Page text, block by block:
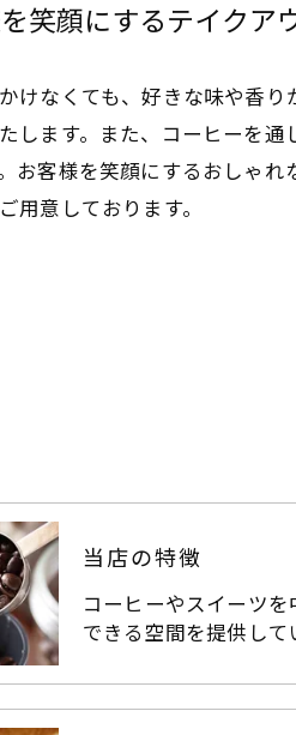
笑顔にするテイクア
けなくても、好きな味や香
します。また、コーヒーを
お客様を笑顔にするおしゃ
用意しております。
当店の特徴
コーヒーやスイーツ
できる空間を提供し